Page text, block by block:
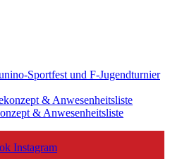
Sportfest und F-Jugendturnier
& Anwesenheitsliste
& Anwesenheitsliste
Instagram